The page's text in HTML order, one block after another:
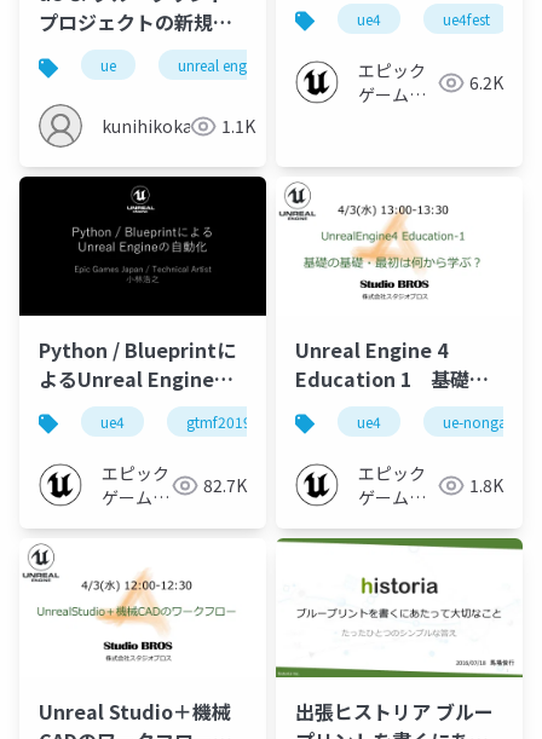
プロジェクトの新規作
成
ue unreal engine ue5
kunihikokaneko1.1K
【UNREAL FEST EAST
2019】
ue4 ue4fest
エピック
ゲームズ
6.2K
Python / Blueprintに
よるUnreal Engineの
自動化【GTMF2019】
ue4 gtmf2019 ue-editor python
エピック
ゲームズ
82.7K
Unreal Engine 4
Education 1 基礎の
基礎・最初は何から学
ぶ？【2019】
ue4 ue-nongame
エピック
ゲームズ
1.8K
Unreal Studio＋機械
出張ヒストリア ブルー